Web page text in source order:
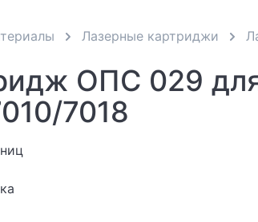
Лазерные картриджи
ОПС 029
7018